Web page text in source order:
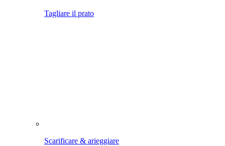
Tagliare il prato
Scarificare & arieggiare